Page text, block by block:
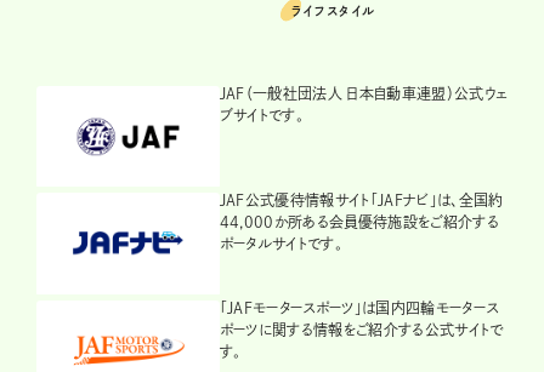
ライフスタイル
JAF（一般社団法人 日本自動車連盟）公式ウェ
ブサイトです。
JAF公式優待情報サイト「JAFナビ」は、全国約
44,000か所ある会員優待施設をご紹介する
ポータルサイトです。
「JAFモータースポーツ」は国内四輪モータース
ポーツに関する情報をご紹介する公式サイトで
す。